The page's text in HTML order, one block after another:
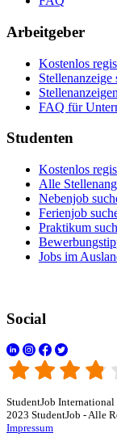
Arbeitgeber
Kostenlos
Stellenanzeige
FAQ für
Studenten
Kostenlos
Alle
Nebenjob
Ferienjob
Praktikum
Jobs im
Social
StudentJob
2023 StudentJob - Alle
Impressum